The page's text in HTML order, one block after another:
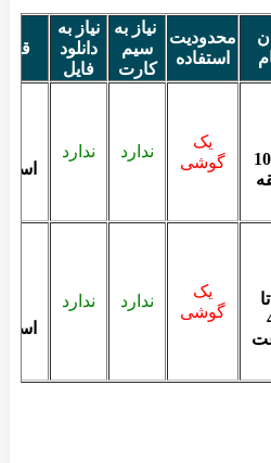
محدودیت
استفاده
نیاز به
سیم
کارت
نیاز به
دانلود
فایل
5 تا 10
یک
گوشی
ندارد
ندارد
12 تا
یک
گوشی
ندارد
ندارد